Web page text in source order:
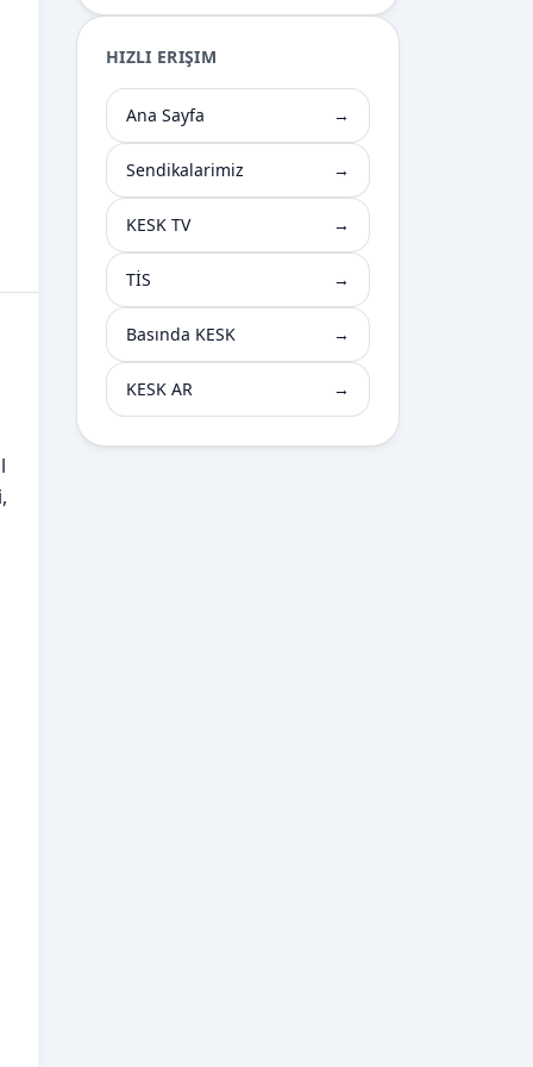
HIZLI ERIŞIM
Ana Sayfa →
Sendikalarimiz →
KESK TV →
TİS →
Basında KESK →
KESK AR →